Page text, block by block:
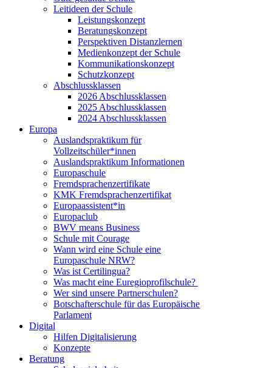
Leitideen der Schule
Leistungskonzept
Beratungskonzept
Perspektiven Distanzlernen
Medienkonzept der Schule
Kommunikationskonzept
Schutzkonzept
Abschlussklassen
2026 Abschlussklassen
2025 Abschlussklassen
2024 Abschlussklassen
Europa
Auslandspraktikum für
Vollzeitschüler*innen
Auslandspraktikum Informationen
Europaschule
Fremdsprachenzertifikate
KMK Fremdsprachenzertifikat
Europaassistent*in
Europaclub
BWV means Business
Schule mit Courage
Wann wird eine Schule eine
Europaschule NRW?
Was ist Certilingua?
Was macht eine Euregioprofilschule?
Wer sind unsere Partnerschulen?
Botschafterschule für das Europäische
Parlament
Digital
Hilfen Digitalisierung
Konzepte
Beratung